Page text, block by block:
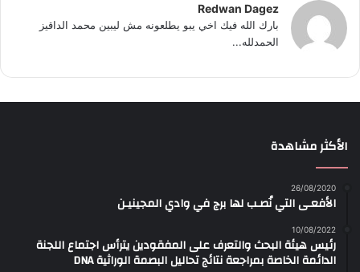
Redwan Dagez
بارك الله فيك اخي يبو يطلعونه مش ليبين محمد الداقيز
الحمدلله...
الأكثر مشاهدة
26/08/2020
الأفعـى التي نُصـب لها برج في وادي المجينيـن
10/08/2022
رئيس هيئة البحث والتعرف على المفقودين يترأس اجتماع اللجنة
الدائمة الخاصة بمراجعة نتائج تحاليل البصمة الوراثية DNA